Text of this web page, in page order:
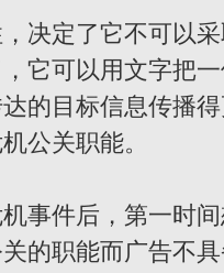
决定了它不可以
它可以用文字把
的目标信息传播
公关职能。
事件后，第一时
的职能而广告不